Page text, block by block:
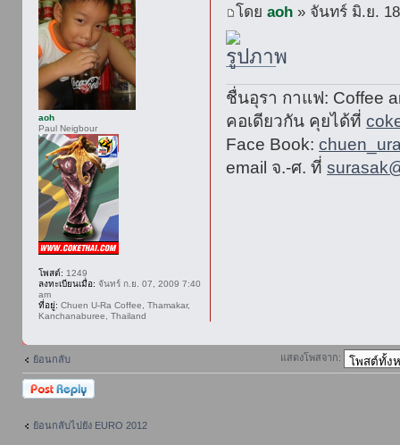
โดยaoh » จันทร์ มิ.ย.
ชื่นอุรา กาแฟ: Coffee
คอเดียวกัน คุยได้ที่
Face Book:
email จ.-ศ. ที่
aoh
Paul Neigbour
โพสต์: 1249
ลงทะเบียนเมื่อ: จันทร์ ก.ย. 07, 2009 7:40
am
ที่อยู่: Chuen U-Ra Coffee, Thamakar,
Kanchanaburee, Thailand
ย้อนกลับ แสดงโพสจาก:
ตอบกระทู้
ย้อนกลับไปยัง EURO 2012